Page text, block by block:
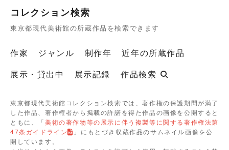
コレクション検索
東京都現代美術館の所蔵作品を検索できます
作家 ジャンル 制作年
近年の所蔵作品
展示・貸出中
展示記録 作品検索
東京都現代美術館コレクション検索では、著作権の保護期間が満了
した作品、著作権者から掲載の許諾を得た作品の画像を公開すると
ともに、「美術の著作物等の展示に伴う複製等に関する著作権法第
47条ガイドライン
」にもとづき収蔵作品のサムネイル画像を公
開しています。